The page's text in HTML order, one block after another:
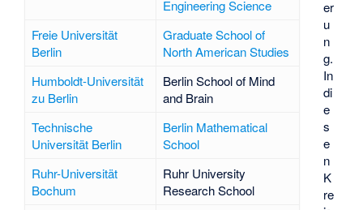
er
u
n
g.
In
di
e
s
e
n
K
re
Engineering Science
Freie Universität
Berlin
Graduate School of
North American Studies
Humboldt-Universität
zu Berlin
Berlin School of Mind
and Brain
Technische
Universität Berlin
Berlin Mathematical
School
Ruhr-Universität
Bochum
Ruhr University
Research School